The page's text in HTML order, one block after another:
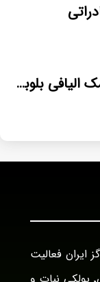
تولید و پخش عمده پشمک الیافی بلوبری
با نام بازار گز ایران فعالیت